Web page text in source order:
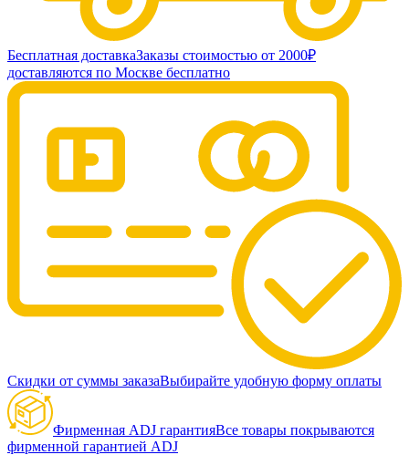
Бесплатная доставкаЗаказы стоимостью от 2000₽
доставляются по Москве бесплатно
Скидки от суммы заказаВыбирайте удобную форму оплаты
Фирменная ADJ гарантияВсе товары покрываются
фирменной гарантией ADJ